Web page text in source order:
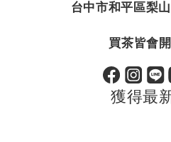
台中市和平區梨
買茶皆會
獲得最